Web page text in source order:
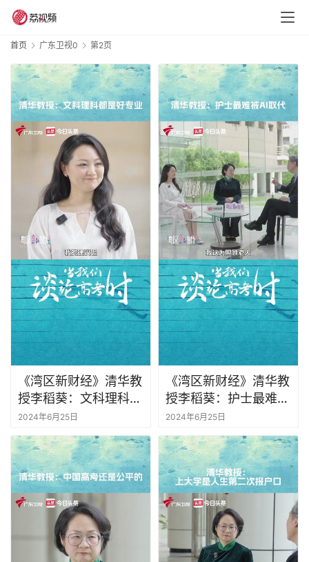
首页 广东卫视0 第2页
《湾区新财经》清华教
授李稻葵：文科理科都
是好专业
2024年6月25日
《湾区新财经》清华教
授李稻葵：护士最难被
AI取代
2024年6月25日